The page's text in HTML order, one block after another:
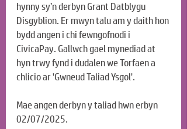
hynny sy’n derbyn Grant Datblygu
Disgyblion. Er mwyn talu am y daith hon
bydd angen i chi fewngofnodi i
CivicaPay. Gallwch gael mynediad at
hyn trwy fynd i dudalen we Torfaen a
chlicio ar 'Gwneud Taliad Ysgol'.
Mae angen derbyn y taliad hwn erbyn
02/07/2025.